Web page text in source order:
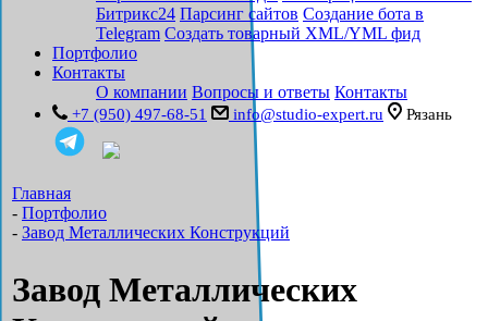
Битрикс24 Парсинг сайтов Создание бота в
Telegram Создать товарный XML/YML фид
Портфолио
Контакты
О компании Вопросы и ответы Контакты
+7 (950) 497-68-51 info@studio-expert.ru Рязань
Главная
- Портфолио
- Завод Металлических Конструкций
Завод Металлических